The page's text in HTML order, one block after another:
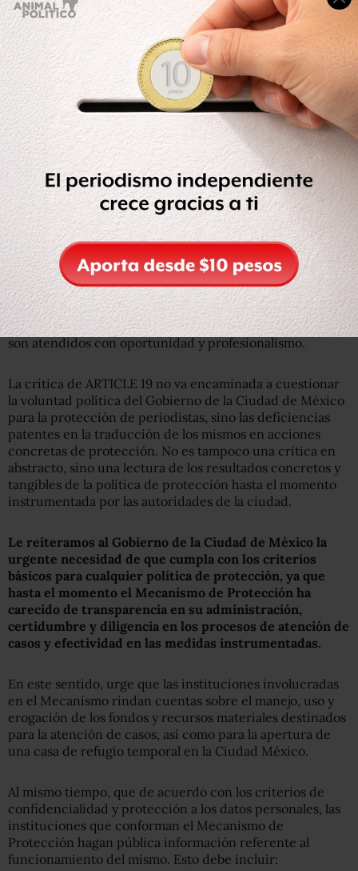
detallada a las autoridades de la concepción que
fundamenta su política de protección, con el objetivo de
trascender el nivel meramente discursivo y abstracto que
hasta el momento ha imperado en sus afirmaciones.
Resulta inapropiado que el GDF intente minimizar la
exigencia de ARTICLE 19 para que el mecanismo opere
con criterios de urgencia insinuando que “para cada
organización sus casos son de prioridad”.Si el
subsecretario Juan José García Ochoa reconoció apenas
ayer que sólo se han recibido cuatro casos y ARTICLE 19
ha solicitado la atención del mecanismo a igual número
de periodistas, sería conveniente que se explicara a qué
viene tal consideración sobre las “prioridades”. Para
ARTICLE 19 no existen periodistas de primera o de
segunda en función de qué organización conoce o da
cauce a la problemática de un comunicador; existen
necesidades que deben atenderse con criterios de
urgencia que sólo pueden establecerse cuando los casos
son atendidos con oportunidad y profesionalismo.
La crítica de ARTICLE 19 no va encaminada a cuestionar
la voluntad política del Gobierno de la Ciudad de México
para la protección de periodistas, sino las deficiencias
patentes en la traducción de los mismos en acciones
concretas de protección. No es tampoco una crítica en
abstracto, sino una lectura de los resultados concretos y
tangibles de la política de protección hasta el momento
instrumentada por las autoridades de la ciudad.
Le reiteramos al Gobierno de la Ciudad de México la
urgente necesidad de que cumpla con los criterios
básicos para cualquier política de protección, ya que
hasta el momento el Mecanismo de Protección ha
carecido de transparencia en su administración,
certidumbre y diligencia en los procesos de atención de
casos y efectividad en las medidas instrumentadas.
En este sentido, urge que las instituciones involucradas
en el Mecanismo rindan cuentas sobre el manejo, uso y
erogación de los fondos y recursos materiales destinados
para la atención de casos, así como para la apertura de
una casa de refugio temporal en la Ciudad México.
Al mismo tiempo, que de acuerdo con los criterios de
confidencialidad y protección a los datos personales, las
instituciones que conforman el Mecanismo de
Protección hagan pública información referente al
funcionamiento del mismo. Esto debe incluir: